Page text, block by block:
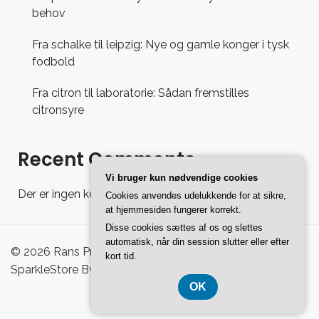
behov
Fra schalke til leipzig: Nye og gamle konger i tysk
fodbold
Fra citron til laboratorie: Sådan fremstilles
citronsyre
Recent Comments
Der er ingen kommentarer at vise.
© 2026 Rans Pro Shoppingguide - WordPress Theme :
SparkleStore By
Vi bruger kun nødvendige cookies
Cookies anvendes udelukkende for at sikre,
at hjemmesiden fungerer korrekt.
Disse cookies sættes af os og slettes
automatisk, når din session slutter eller efter
kort tid.
OK